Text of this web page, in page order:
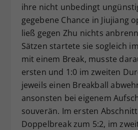
ihre nicht unbedingt
gegebene Chance in Jiujiang
ließ gegen Zhu nichts
Sätzen startete sie sogleich
mit einem Break, musste
ersten und 1:0 im zweiten
jeweils einen Breakball
ansonsten bei eigenem
souverän. Im ersten
Doppelbreak zum 5:2, im